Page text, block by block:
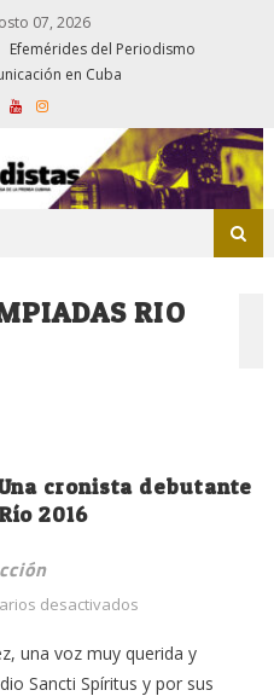
07, 2026
Efemérides del Periodismo
en Cuba
RIO
cronista debutante
2016
desactivadosen
obrigado,
Río!
una voz muy querida y
Sancti Spíritus y por sus